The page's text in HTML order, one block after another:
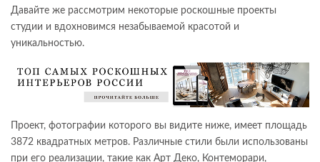
Давайте же рассмотрим некоторые роскошные проекты
студии и вдохновимся незабываемой красотой и
уникальностью.
Проект, фотографии которого вы видите ниже, имеет площадь
3872 квадратных метров. Различные стили были использованы
при его реализации, такие как Арт Деко, Контеморари,